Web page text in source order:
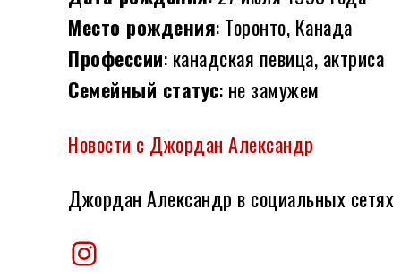
Место рождения: Торонто, Канада
Профессии: канадская певица, актриса
Семейный статус: не замужем
Новости с Джордан Александр
Джордан Александр в социальных сетях
Instagram